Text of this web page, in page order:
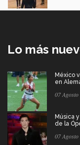
Lo más
México
en
07
Música
de la
07